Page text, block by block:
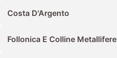
Costa D'Argento
Follonica E Colline Metallifere